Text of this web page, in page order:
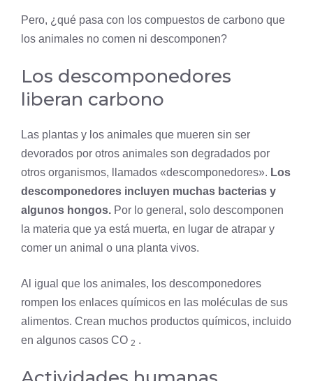
Pero, ¿qué pasa con los compuestos de carbono que
los animales no comen ni descomponen?
Los descomponedores
liberan carbono
Las plantas y los animales que mueren sin ser
devorados por otros animales son degradados por
otros organismos, llamados «descomponedores». Los
descomponedores incluyen muchas bacterias y
algunos hongos. Por lo general, solo descomponen
la materia que ya está muerta, en lugar de atrapar y
comer un animal o una planta vivos.
Al igual que los animales, los descomponedores
rompen los enlaces químicos en las moléculas de sus
alimentos. Crean muchos productos químicos, incluido
en algunos casos CO 2 .